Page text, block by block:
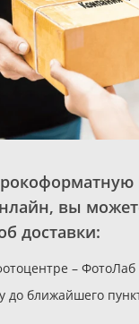
вы
доставки:
– ФотоЛаб
до ближайшего